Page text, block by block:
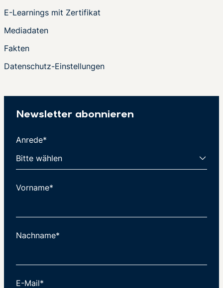
E-Learnings mit Zertifikat
Mediadaten
Fakten
Datenschutz-Einstellungen
Newsletter abonnieren
Anrede*
Vorname*
Nachname*
E-Mail*